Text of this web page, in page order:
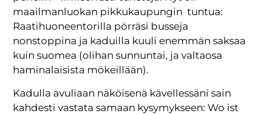
maailmanluokan pikkukaupungin tuntua:
Raatihuoneentorilla pörräsi busseja
nonstoppina ja kaduilla kuuli enemmän saksaa
kuin suomea (olihan sunnuntai, ja valtaosa
haminalaisista mökeillään).
Kadulla avuliaan näköisenä kävellessäni sain
kahdesti vastata samaan kysymykseen: Wo ist